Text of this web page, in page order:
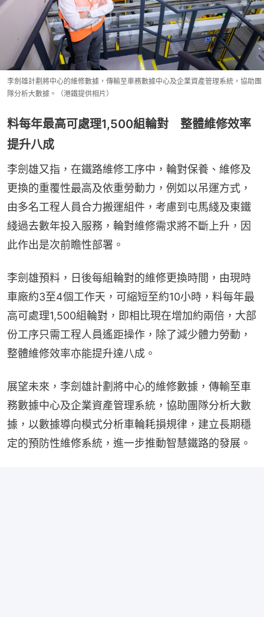
李劍雄計劃將中心的維修數據，傳輸至車務數據中心及企業資產管理系統，協助團
隊分析大數據。（港鐵提供相片）
料每年最高可處理1,500組輪對 整體維修效率
提升八成
李劍雄又指，在鐵路維修工序中，輪對保養、維修及
更換的重覆性最高及依重勞動力，例如以吊運方式，
由多名工程人員合力搬運組件，考慮到屯馬綫及東鐵
綫過去數年投入服務，輪對維修需求將不斷上升，因
此作出是次前瞻性部署。
李劍雄預料，日後每組輪對的維修更換時間，由現時
車廠約3至4個工作天，可縮短至約10小時，料每年最
高可處理1,500組輪對，即相比現在增加約兩倍，大部
份工序只需工程人員遙距操作，除了減少體力勞動，
整體維修效率亦能提升達八成。
展望未來，李劍雄計劃將中心的維修數據，傳輸至車
務數據中心及企業資產管理系統，協助團隊分析大數
據，以數據導向模式分析車輪耗損規律，建立長期穩
定的預防性維修系統，進一步推動智慧鐵路的發展。